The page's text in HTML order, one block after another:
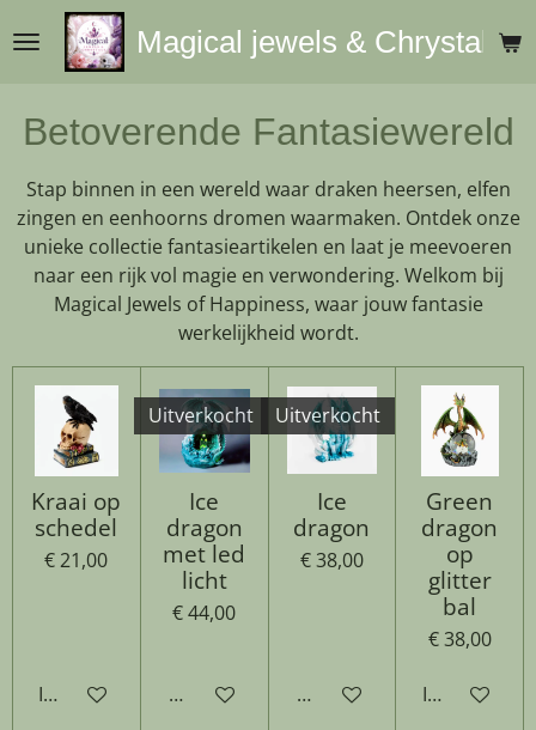
direct
hoofdinhoud
Magical jewels & Chrystals
Betoverende Fantasiewereld
Stap binnen in een wereld waar draken heersen, elfen
zingen en eenhoorns dromen waarmaken. Ontdek onze
unieke collectie fantasieartikelen en laat je meevoeren
naar een rijk vol magie en verwondering. Welkom bij
Magical Jewels of Happiness, waar jouw fantasie
werkelijkheid wordt.
Kraai op
schedel
€ 21,00
In winkelwagen
Uitverkocht
Ice
dragon
met led
licht
€ 44,00
Houd mij op de hoogte
Uitverkocht
Ice
dragon
€ 38,00
Houd mij op de hoogte
Green
dragon
op
glitter
bal
€ 38,00
In